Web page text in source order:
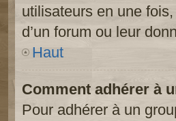
utilisateurs en une
d’un forum ou leur
Haut
Comment adhérer à
Pour adhérer à un